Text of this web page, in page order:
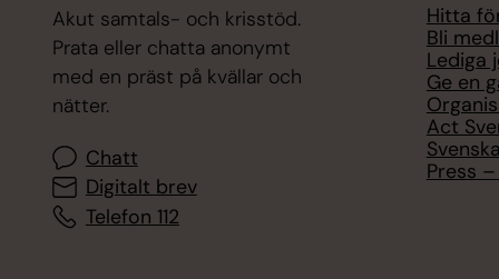
Akut samtals- och krisstöd.
Prata eller chatta anonymt
med en präst på kvällar och
nätter.
Chatt
Digitalt brev
Telefon 112
Hitta
Bli
Lediga
Ge en
Act
Press